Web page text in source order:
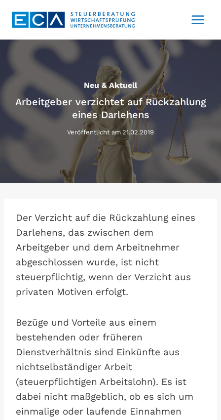
Inhalt
Neu & Aktuell
Arbeitgeber verzichtet auf Rückzahlung
eines Darlehens
Veröffentlicht am 21.02.2019
Der Verzicht auf die Rückzahlung eines
Darlehens, das zwischen dem
Arbeitgeber und dem Arbeitnehmer
abgeschlossen wurde, ist nicht
steuerpflichtig, wenn der Verzicht aus
privaten Motiven erfolgt.
Bezüge und Vorteile aus einem
bestehenden oder früheren
Dienstverhältnis sind Einkünfte aus
nichtselbständiger Arbeit
(steuerpflichtigen Arbeitslohn). Es ist
dabei nicht maßgeblich, ob es sich um
einmalige oder laufende Einnahmen